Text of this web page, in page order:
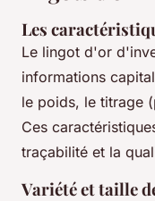
Les
Le lingot d'or
informations
le poids, le titrage
Ces
traçabilité et la
Variété et taille